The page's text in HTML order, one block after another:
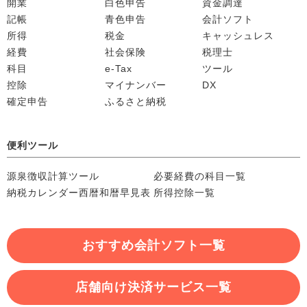
開業
記帳
所得
経費
科目
控除
確定申告
白色申告
青色申告
税金
社会保険
e-Tax
マイナンバー
ふるさと納税
資金調達
会計ソフト
キャッシュレス
税理士
ツール
DX
便利ツール
源泉徴収計算ツール
納税カレンダー西暦和暦早見表
必要経費の科目一覧
所得控除一覧
おすすめ会計ソフト一覧
店舗向け決済サービス一覧